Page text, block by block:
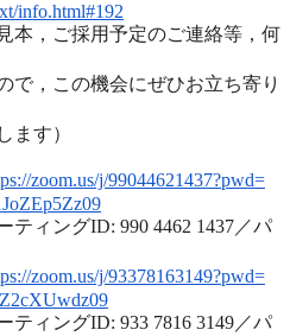
info.html#192
，ご採用予定のご連絡等， 何
で， この機会にぜひお立ち寄り
応もいたします）
zoom.us/j/99044621437?pwd=
09
4462 1437／パ
zoom.us/j/93378163149?pwd=
09
7816 3149／パ